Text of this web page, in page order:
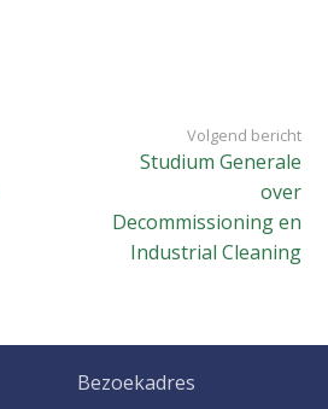
Volgend bericht
Studium Generale
over
Decommissioning en
Industrial Cleaning
Bezoekadres